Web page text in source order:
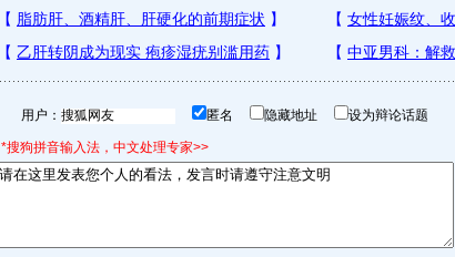
用户： 匿名 隐藏地址 设为辩论话题
*搜狗拼音输入法，中文处理专家>>